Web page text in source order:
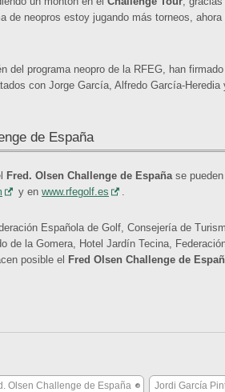
de neopros estoy jugando más torneos, ahora
del programa neopro de la RFEG, han
con Jorge García, Alfredo García-Heredia
de España
Fred. Olsen Challenge de Españase
y en www.rfegolf.es .
Española de Golf, Consejería de
de la Gomera, Hotel Jardín Tecina,
posible el Fred Olsen Challenge de
Olsen Challenge de España Jordi García